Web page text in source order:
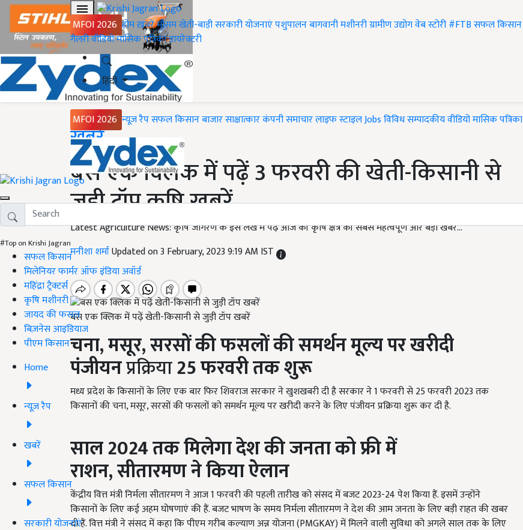
MFOI 2026 होमख़बरेंमौसमखेती-बाड़ीसरकारी योजनाएंपशुपालनबागवानीमशीनरीग्रामीण उद्योगवेब स्टोरी#FTBसफल किसान
गैलरीवीडियोमासिक पत्रिकाडायरेक्टरी
हिंदी
MFOI 2026 न्यूज़ रैपसफल किसानबाजारसाक्षात्कारकंपनी समाचारलाइफ स्टाइलJobsविविधसम्पादकीयवीडियोमासिक पत्रिका
#Top on Krishi Jagran
सफल किसान
मिलेनियर फार्मर ऑफ इंडिया अवॉर्ड
महिंद्रा ट्रैक्टर्स
कृषि मशीनरी
जायद की फसल
बिज़नेस आइडियाज
पीएम किसान
Home
न्यूज़ रैप
खबरें
सफल किसान
सरकारी योजनाएं
Home
ख़बरें
बस एक क्लिक में पढ़ें 3 फरवरी की खेती-किसानी से
जुड़ी टॉप कृषि खबरें...
Latest Agriculture News: कृषि जागरण के इस लेख में पढ़ें आज की कृषि क्षेत्र की सबसे महत्वपूर्ण और बड़ी खबरें...
मनीशा शर्माUpdated on 3 February, 2023 9:19 AM IST
बस एक क्लिक में पढ़ें खेती-किसानी से जुड़ी टॉप खबरें
चना,मसूर,सरसों की फसलों की समर्थन मूल्य पर खरीदी
पंजीयनप्रक्रिया25फरवरी तक शुरू
मध्य प्रदेश के किसानों के लिए एक बार फिर शिवराज सरकार ने खुशखबरी दी है सरकार ने 1फरवरी से25फरवरी2023तक
किसानों की चना,मसूर,सरसों की फसलों को समर्थन मूल्य पर खरीदी करने के लिए पंजीयन प्रक्रिया शुरू कर दी है.
साल2024तक मिलेगा देश की जनता को फ्री में
राशन,सीतारमण ने किया ऐलान
केंद्रीय वित्त मंत्री निर्मला सीतारमण ने आज 1फरवरी की पहली तारीख को संसद में बजट2023-24पेश किया हैं. इसमें उन्होंने
किसानों के लिए कई अहम घोषणाएं की हैं. बजट भाषण के समय निर्मला सीतारमण ने देश की आम जनता के लिए बड़ी राहत की खबर
दी हैं. वित्त मंत्री ने संसद में कहा कि पीएम गरीब कल्याण अन्न योजना (PMGKAY) में मिलने वाली सुविधा को अगले साल तक के लिए